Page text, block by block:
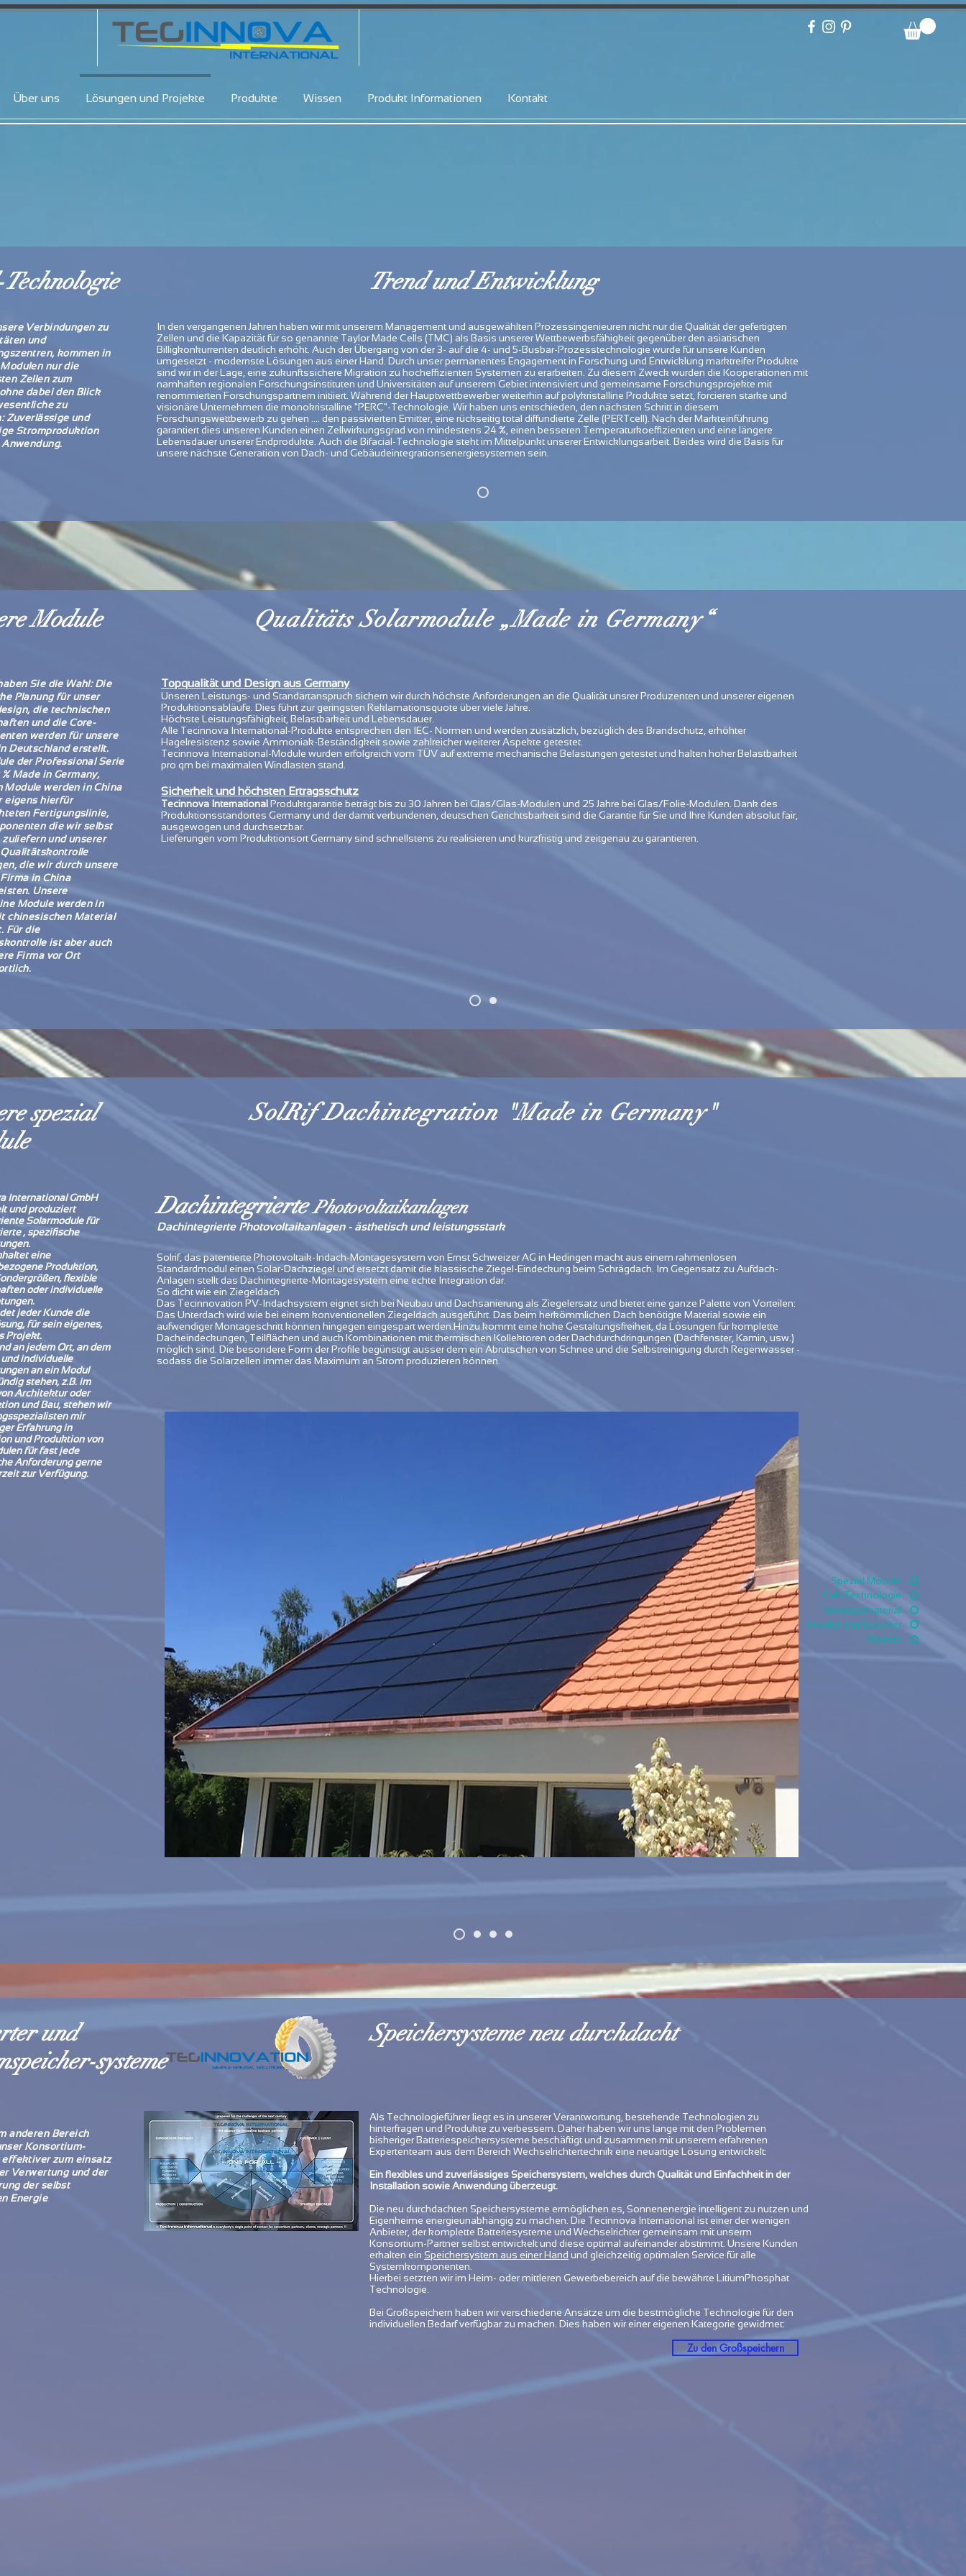
Über uns Lösungen und Projekte Produkte Wissen Produkt Informationen Kontakt
Spezial Module
Cell-Technologie
Montagematerial
Inverter und Speicher
Module
Verbindungen zu
und
kommen in
nur die
Zellen zum
dabei den Blick
zu
Zuverlässige und
Stromproduktion
Trend und Entwicklung
In den vergangenen Jahren haben wir mit unserem Management und ausgewählten Prozessingenieuren nicht nur die Qualität der gefertigten
Zellen und die Kapazität für so genannte Taylor Made Cells (TMC) als Basis unserer Wettbewerbsfähigkeit gegenüber den asiatischen
Billigkonkurrenten deutlich erhöht. Auch der Übergang von der 3- auf die 4- und 5-Busbar-Prozesstechnologie wurde für unsere Kunden
umgesetzt - modernste Lösungen aus einer Hand. Durch unser permanentes Engagement in Forschung und Entwicklung marktreifer Produkte
sind wir in der Lage, eine zukunftssichere Migration zu hocheffizienten Systemen zu erarbeiten. Zu diesem Zweck wurden die Kooperationen mit
namhaften regionalen Forschungsinstituten und Universitäten auf unserem Gebiet intensiviert und gemeinsame Forschungsprojekte mit
renommierten Forschungspartnern initiiert. Während der Hauptwettbewerber weiterhin auf polykristalline Produkte setzt, forcieren starke und
visionäre Unternehmen die monokristalline "PERC"-Technologie. Wir haben uns entschieden, den nächsten Schritt in diesem
Forschungswettbewerb zu gehen .... den passivierten Emitter, eine rückseitig total diffundierte Zelle (PERTcell). Nach der Markteinführung
garantiert dies unseren Kunden einen Zellwirkungsgrad von mindestens 24 %, einen besseren Temperaturkoeffizienten und eine längere
Lebensdauer unserer Endprodukte. Auch die Bifacial-Technologie steht im Mittelpunkt unserer Entwicklungsarbeit. Beides wird die Basis für
unsere nächste Generation von Dach- und Gebäudeintegrationsenergiesystemen sein.
Module Qualitäts Solarmodule „Made in Germany“
Sie die Wahl: Die
Planung für unser
die technischen
und die Core-
werden für unsere
Deutschland erstellt.
der Professional Serie
Made in Germany,
Module werden in China
eigens hierfür
Fertigungslinie,
die wir selbst
und unserer
die wir durch unsere
in China
Unsere
Module werden in
chinesischen Material
Für die
ist aber auch
Firma vor Ort
Topqualität und Design aus Germany
Unseren Leistungs- und Standartanspruch sichern wir durch höchste Anforderungen an die Qualität unsrer Produzenten und unserer eigenen
Produktionsabläufe. Dies führt zur geringsten Reklamationsquote über viele Jahre.
Höchste Leistungsfähigkeit, Belastbarkeit und Lebensdauer.
Alle Tecinnova International-Produkte entsprechen den IEC- Normen und werden zusätzlich, bezüglich des Brandschutz, erhöhter
Hagelresistenz sowie Ammoniak-Beständigkeit sowie zahlreicher weiterer Aspekte getestet.
Tecinnova International-Module wurden erfolgreich vom TÜV auf extreme mechanische Belastungen getestet und halten hoher Belastbarkeit
pro qm bei maximalen Windlasten stand.
Sicherheit und höchsten Ertragsschutz
Tecinnova InternationalProduktgarantie beträgt bis zu 30 Jahren bei Glas/Glas-Modulen und 25 Jahre bei Glas/Folie-Modulen. Dank des
Produktionsstandortes Germany und der damit verbundenen, deutschen Gerichtsbarkeit sind die Garantie für Sie und Ihre Kunden absolut fair,
ausgewogen und durchsetzbar.
Lieferungen vom Produktionsort Germany sind schnellstens zu realisieren und kurzfristig und zeitgenau zu garantieren.
spezial
SolRif Dachintegration "Made in Germany"
International GmbH
und produziert
Solarmodule für
, spezifische
eine
Produktion,
flexible
oder individuelle
jeder Kunde die
für sein eigenes,
Projekt.
an jedem Ort, an dem
individuelle
an ein Modul
stehen, z.B. im
Architektur oder
und Bau, stehen wir
mir
Erfahrung in
und Produktion von
für fast jede
Anforderung gerne
zur Verfügung.
DachintegriertePhotovoltaikanlagen
Dachintegrierte Photovoltaikanlagen - ästhetisch und leistungsstark
Solrif, das patentierte Photovoltaik-Indach-Montagesystem von Ernst Schweizer AG in Hedingen macht aus einem rahmenlosen
Standardmodul einen Solar-Dachziegel und ersetzt damit die klassische Ziegel-Eindeckung beim Schrägdach. Im Gegensatz zu Aufdach-
Anlagen stellt das Dachintegrierte-Montagesystem eine echte Integration dar.
So dicht wie ein Ziegeldach
Das Tecinnovation PV-Indachsystem eignet sich bei Neubau und Dachsanierung als Ziegelersatz und bietet eine ganze Palette von Vorteilen:
Das Unterdach wird wie bei einem konventionellen Ziegeldach ausgeführt. Das beim herkömmlichen Dach benötigte Material sowie ein
aufwendiger Montageschritt können hingegen eingespart werden.Hinzu kommt eine hohe Gestaltungsfreiheit, da Lösungen für komplette
Dacheindeckungen, Teilflächen und auch Kombinationen mit thermischen Kollektoren oder Dachdurchdringungen (Dachfenster, Kamin, usw.)
möglich sind. Die besondere Form der Profile begünstigt ausser dem ein Abrutschen von Schnee und die Selbstreinigung durch Regenwasser -
sodass die Solarzellen immer das Maximum an Strom produzieren können.
und
systeme
Speichersysteme neu durchdacht
anderen Bereich
Konsortium-
zum einsatz
Verwertung und der
der selbst
Energie
Als Technologieführer liegt es in unserer Verantwortung, bestehende Technologien zu
hinterfragen und Produkte zu verbessern. Daher haben wir uns lange mit den Problemen
bisheriger Batteriespeichersysteme beschäftigt und zusammen mit unserem erfahrenen
Expertenteam aus dem Bereich Wechselrichtertechnik eine neuartige Lösung entwickelt:
Ein flexibles und zuverlässiges Speichersystem, welches durch Qualität und Einfachheit in der
Installation sowie Anwendung überzeugt.
Die neu durchdachten Speichersysteme ermöglichen es, Sonnenenergie intelligent zu nutzen und
Eigenheime energieunabhängig zu machen. Die Tecinnova International ist einer der wenigen
Anbieter, der komplette Batteriesysteme und Wechselrichter gemeinsam mit unserm
Konsortium-Partner selbst entwickelt und diese optimal aufeinander abstimmt. Unsere Kunden
erhalten ein Speichersystem aus einer Hand und gleichzeitig optimalen Service für alle
Systemkomponenten.
Hierbei setzten wir im Heim- oder mittleren Gewerbebereich auf die bewährte LitiumPhosphat
Technologie.
Bei Großspeichern haben wir verschiedene Ansätze um die bestmögliche Technologie für den
individuellen Bedarf verfügbar zu machen. Dies haben wir einer eigenen Kategorie gewidmet:
Zu den Großspeichern